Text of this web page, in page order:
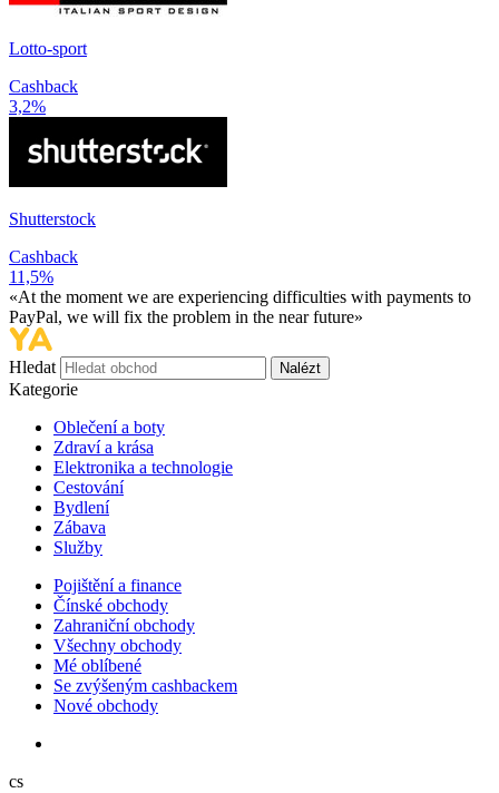
Lotto-sport
Cashback
3,2%
Shutterstock
Cashback
11,5%
«At the moment we are experiencing difficulties with payments to
PayPal, we will fix the problem in the near future»
Hledat Nalézt
Kategorie
Oblečení a boty
Zdraví a krása
Elektronika a technologie
Cestování
Bydlení
Zábava
Služby
Pojištění a finance
Čínské obchody
Zahraniční obchody
Všechny obchody
Mé oblíbené
Se zvýšeným cashbackem
Nové obchody
cs